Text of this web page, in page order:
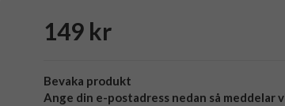
149 kr
Bevaka produkt
Ange din e-postadress nedan så meddelar